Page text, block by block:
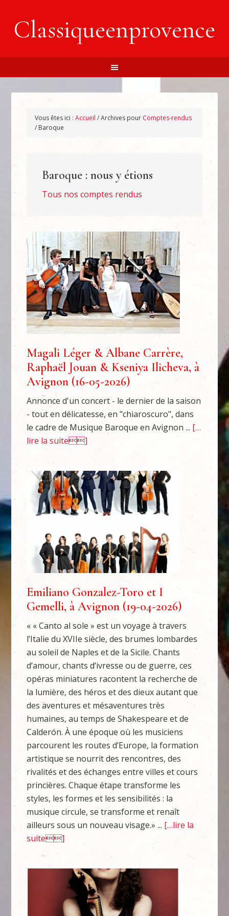
Classiqueenprovence
Vous êtes ici :Accueil /Archives pour Comptes-rendus
/ Baroque
Baroque : nous y étions
Tous nos comptes rendus
Magali Léger & Albane Carrère,
Raphaël Jouan & Kseniya Ilicheva, à
Avignon (16-05-2026)
Annonce d'un concert - le dernier de la saison
- tout en délicatesse, en "chiaroscuro", dans
le cadre de Musique Baroque en Avignon ... […
lire la suite]
Emiliano Gonzalez-Toro et I
Gemelli, à Avignon (19-04-2026)
« « Canto al sole » est un voyage à travers
l’Italie du XVIIe siècle, des brumes lombardes
au soleil de Naples et de la Sicile. Chants
d’amour, chants d’ivresse ou de guerre, ces
opéras miniatures racontent la recherche de
la lumière, des héros et des dieux autant que
des aventures et mésaventures très
humaines, au temps de Shakespeare et de
Calderón. À une époque où les musiciens
parcourent les routes d’Europe, la formation
artistique se nourrit des rencontres, des
rivalités et des échanges entre villes et cours
princières. Chaque étape transforme les
styles, les formes et les sensibilités : la
musique circule, se transforme et renaît
ailleurs sous un nouveau visage.» ... […lire la
suite]